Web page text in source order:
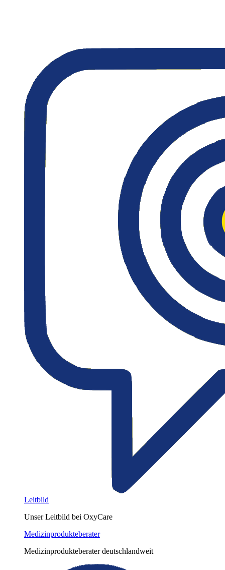
Leitbild
Unser Leitbild bei OxyCare
Medizinprodukteberater
Medizinprodukteberater deutschlandweit